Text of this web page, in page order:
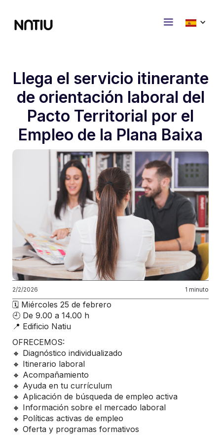
Llega el servicio itinerante
de orientación laboral del
Pacto Territorial por el
Empleo de la Plana Baixa
2/2/2026 1 minuto
🗓️ Miércoles 25 de febrero
🕘 De 9.00 a 14.00 h
📍 Edificio Natiu
OFRECEMOS:
🔸 Diagnóstico individualizado
🔸 Itinerario laboral
🔸 Acompañamiento
🔸 Ayuda en tu currículum
🔸 Aplicación de búsqueda de empleo activa
🔸 Información sobre el mercado laboral
🔸 Políticas activas de empleo
🔸 Oferta y programas formativos